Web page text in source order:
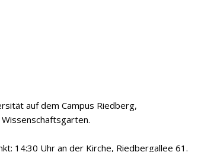
auf dem Campus Riedberg,
14:30 Uhr an der Kirche, Riedbergallee 61.